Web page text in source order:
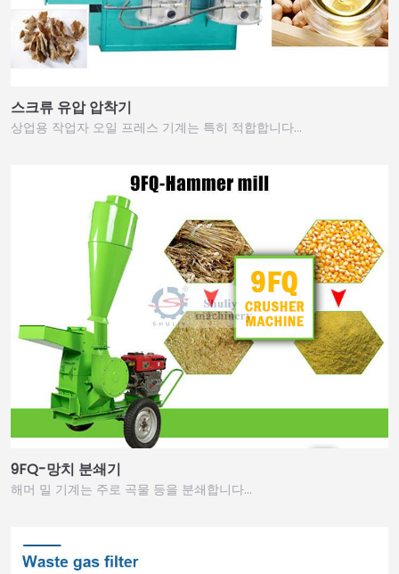
스크류 유압 압착기
상업용 작업자 오일 프레스 기계는 특히 적합합니다…
9FQ-망치 분쇄기
해머 밀 기계는 주로 곡물 등을 분쇄합니다…